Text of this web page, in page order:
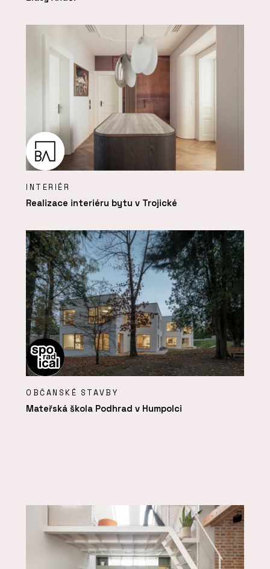
INTERIÉR
Realizace interiéru bytu v Trojické
OBČANSKÉ STAVBY
Mateřská škola Podhrad v Humpolci